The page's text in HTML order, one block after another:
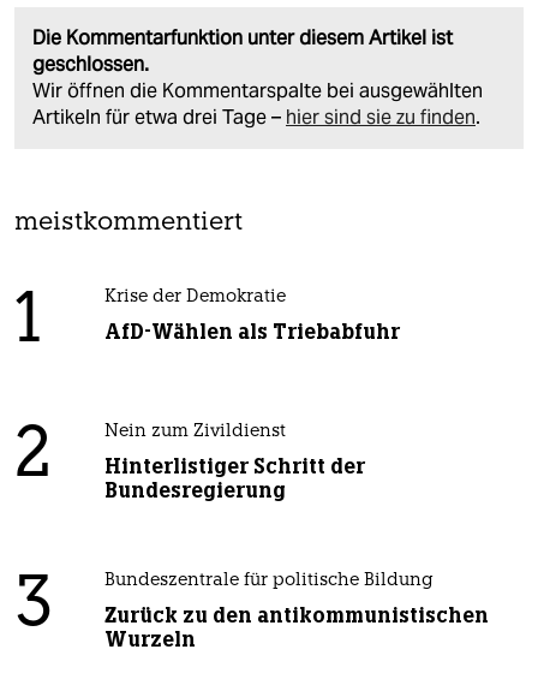
Die Kommentarfunktion unter diesem Artikel ist
geschlossen.
Wir öffnen die Kommentarspalte bei ausgewählten
Artikeln für etwa drei Tage – hier sind sie zu finden.
meistkommentiert
1 Krise der Demokratie
AfD-Wählen als Triebabfuhr
2 Nein zum Zivildienst
Hinterlistiger Schritt der
Bundesregierung
3 Bundeszentrale für politische Bildung
Zurück zu den antikommunistischen
Wurzeln